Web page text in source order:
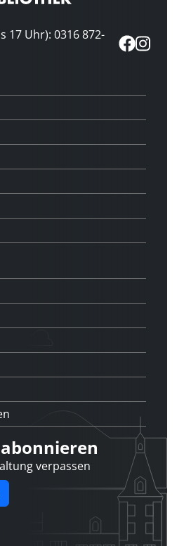
17 Uhr): 0316 872-
verpassen